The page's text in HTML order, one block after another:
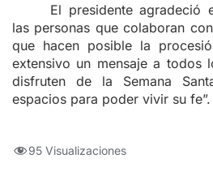
El presidente agradeció
las personas que colaboran
que hacen posible la
extensivo un mensaje a todos
disfruten de la Semana
espacios para poder vivir su fe”.
95 Visualizaciones